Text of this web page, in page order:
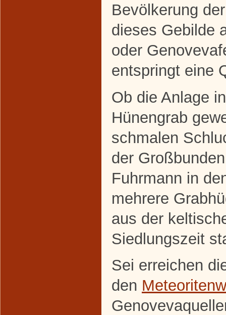
Bevölkerung
dieses Gebilde
oder
entspringt eine
Ob die Anlage
Hünengrab
schmalen
der
Fuhrmann in
mehrere
aus der
Siedlungszeit
Sei erreichen
den